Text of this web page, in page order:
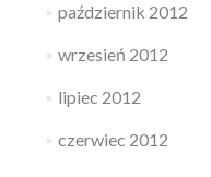
październik 2012
wrzesień 2012
lipiec 2012
czerwiec 2012